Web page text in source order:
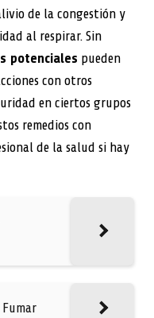
de la congestión y
al respirar. Sin
potenciales pueden
con otros
en ciertos grupos
remedios con
de la salud si hay
Fumar